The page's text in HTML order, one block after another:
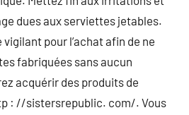
dues aux serviettes jetables.
pour l’achat afin de ne
fabriquées sans aucun
acquérir des produits de
: //sistersrepublic. com/. Vous